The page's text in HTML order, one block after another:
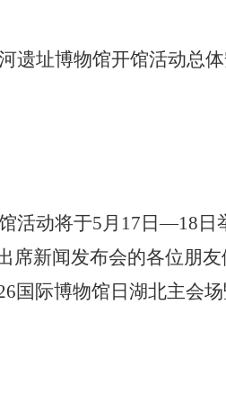
遗址博物馆开馆活动总体
活动将于5月17日—18 日
席新闻发布会的各位朋
国际博物馆日湖北主会